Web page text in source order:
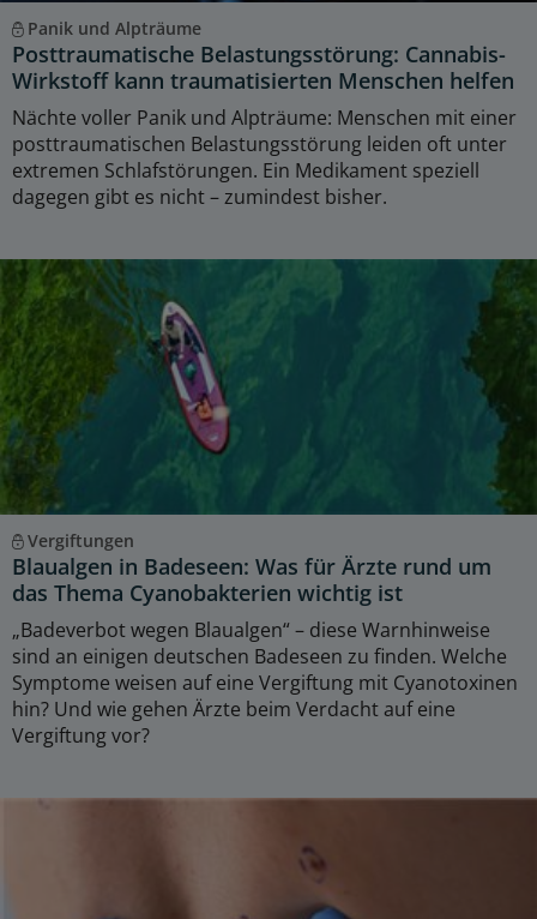
Panik und Alpträume
Posttraumatische Belastungsstörung: Cannabis-
Wirkstoff kann traumatisierten Menschen helfen
Nächte voller Panik und Alpträume: Menschen mit einer
posttraumatischen Belastungsstörung leiden oft unter
extremen Schlafstörungen. Ein Medikament speziell
dagegen gibt es nicht – zumindest bisher.
Vergiftungen
Blaualgen in Badeseen: Was für Ärzte rund um
das Thema Cyanobakterien wichtig ist
„Badeverbot wegen Blaualgen“ – diese Warnhinweise
sind an einigen deutschen Badeseen zu finden. Welche
Symptome weisen auf eine Vergiftung mit Cyanotoxinen
hin? Und wie gehen Ärzte beim Verdacht auf eine
Vergiftung vor?